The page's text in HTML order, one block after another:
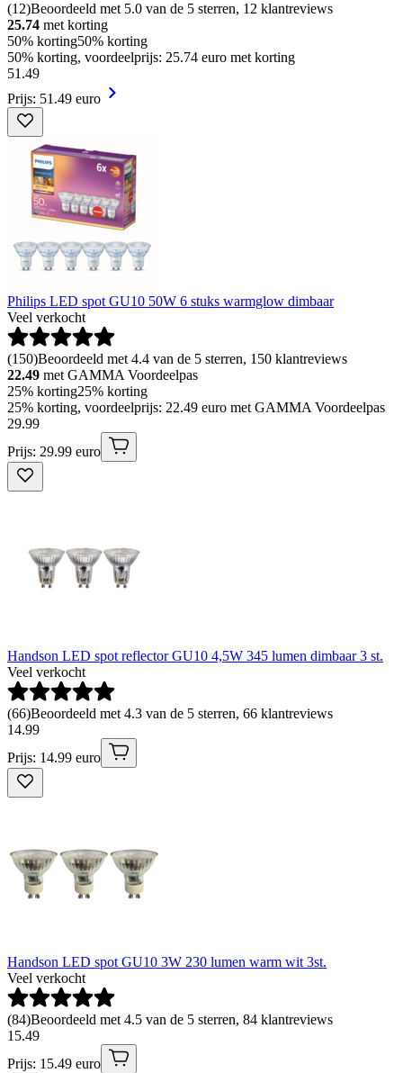
(12)Beoordeeld met 5.0 van de 5 sterren, 12 klantreviews
25.74 met korting
50% korting50% korting
50% korting, voordeelprijs: 25.74 euro met korting
51.49
Prijs: 51.49 euro
Philips LED spot GU10 50W 6 stuks warmglow dimbaar
Veel verkocht
(150)Beoordeeld met 4.4 van de 5 sterren, 150 klantreviews
22.49 met GAMMA Voordeelpas
25% korting25% korting
25% korting, voordeelprijs: 22.49 euro met GAMMA Voordeelpas
29.99
Prijs: 29.99 euro
Handson LED spot reflector GU10 4,5W 345 lumen dimbaar 3 st.
Veel verkocht
(66)Beoordeeld met 4.3 van de 5 sterren, 66 klantreviews
14.99
Prijs: 14.99 euro
Handson LED spot GU10 3W 230 lumen warm wit 3st.
Veel verkocht
(84)Beoordeeld met 4.5 van de 5 sterren, 84 klantreviews
15.49
Prijs: 15.49 euro